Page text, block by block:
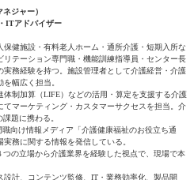
ジャー）
ITアドバイザー
健施設・有料老人ホーム・通所介護・短期入所な
テーション専門職・機能訓練指導員・センター長
実務経験を持つ。施設管理者として介護経営・介護
幅広く担当。
制加算（LIFE）などの活用・算定を支援する介護
マーケティング・カスタマーサクセスを担当。介
題に携わる。
向け情報メディア「介護健康福祉のお役立ち通
務に関する情報を発信している。
の立場から介護業界を経験した視点で、現場で本
計、コンテンツ監修、IT・業務効率化、製品開